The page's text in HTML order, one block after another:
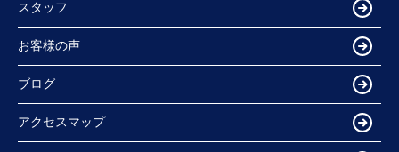
スタッフ
お客様の声
ブログ
アクセスマップ